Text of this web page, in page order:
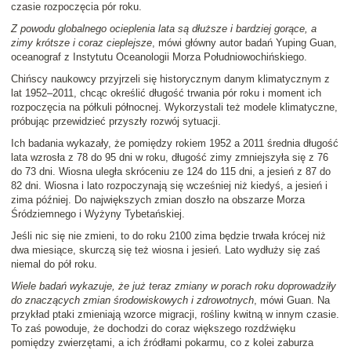
czasie rozpoczęcia pór roku.
Z powodu globalnego ocieplenia lata są dłuższe i bardziej gorące, a
zimy krótsze i coraz cieplejsze, mówi główny autor badań Yuping Guan,
oceanograf z Instytutu Oceanologii Morza Południowochińskiego.
Chińscy naukowcy przyjrzeli się historycznym danym klimatycznym z
lat 1952–2011, chcąc określić długość trwania pór roku i moment ich
rozpoczęcia na półkuli północnej. Wykorzystali też modele klimatyczne,
próbując przewidzieć przyszły rozwój sytuacji.
Ich badania wykazały, że pomiędzy rokiem 1952 a 2011 średnia długość
lata wzrosła z 78 do 95 dni w roku, długość zimy zmniejszyła się z 76
do 73 dni. Wiosna uległa skróceniu ze 124 do 115 dni, a jesień z 87 do
82 dni. Wiosna i lato rozpoczynają się wcześniej niż kiedyś, a jesień i
zima później. Do największych zmian doszło na obszarze Morza
Śródziemnego i Wyżyny Tybetańskiej.
Jeśli nic się nie zmieni, to do roku 2100 zima będzie trwała krócej niż
dwa miesiące, skurczą się też wiosna i jesień. Lato wydłuży się zaś
niemal do pół roku.
Wiele badań wykazuje, że już teraz zmiany w porach roku doprowadziły
do znaczących zmian środowiskowych i zdrowotnych, mówi Guan. Na
przykład ptaki zmieniają wzorce migracji, rośliny kwitną w innym czasie.
To zaś powoduje, że dochodzi do coraz większego rozdźwięku
pomiędzy zwierzętami, a ich źródłami pokarmu, co z kolei zaburza